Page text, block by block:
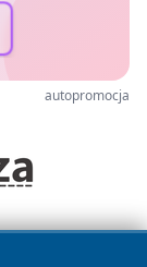
autopromocja